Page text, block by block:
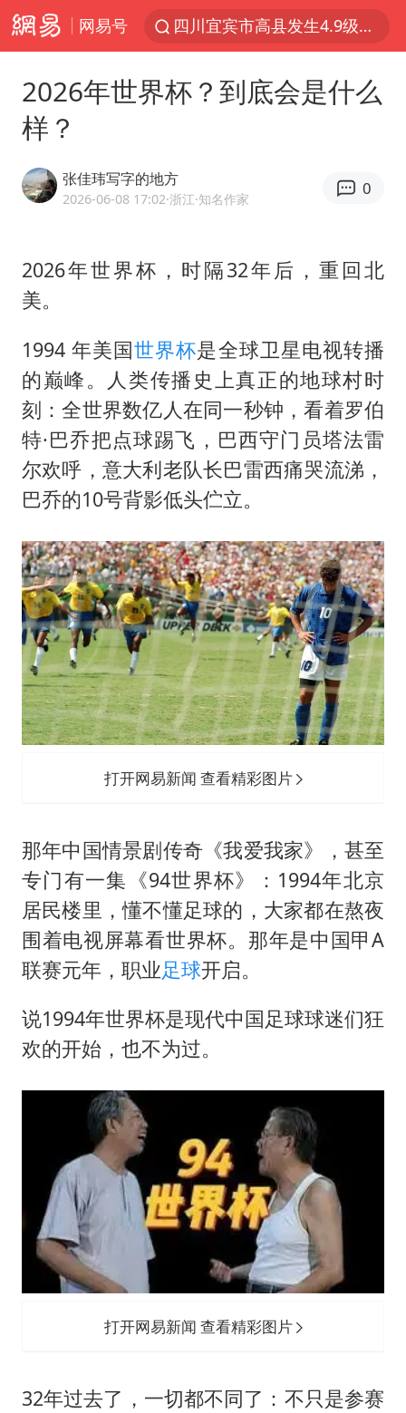
网易号
四川宜宾市高县发生4.9级地震
97岁英国奶奶飞上天再破吉尼斯纪录
泸溪河：桃酥吃出金属牙冠视频不实
改名后的“青海拉面”店
泰高官回应中国人在泰遭歧视：全面调查
河南某医院2.33亿工程串标案细节披露
公司“上四休三”但要降薪1000元
台风灿鸿未来对中国无影响
美媒称美国想用战术核武器对抗中俄
“空调24小时开着更省电”不实
如何把百年大党建设得更加坚强有力？
2026年世界杯？到底会是什么
样？
张佳玮写字的地方
2026-06-08 17:02·浙江·知名作家
0
2026年世界杯，时隔32年后，重回北
美。
1994 年美国世界杯是全球卫星电视转播
的巅峰。人类传播史上真正的地球村时
刻：全世界数亿人在同一秒钟，看着罗伯
特·巴乔把点球踢飞，巴西守门员塔法雷
尔欢呼，意大利老队长巴雷西痛哭流涕，
巴乔的10号背影低头伫立。
打开网易新闻 查看精彩图片
那年中国情景剧传奇《我爱我家》，甚至
专门有一集《94世界杯》：1994年北京
居民楼里，懂不懂足球的，大家都在熬夜
围着电视屏幕看世界杯。那年是中国甲A
联赛元年，职业足球开启。
说1994年世界杯是现代中国足球球迷们狂
欢的开始，也不为过。
打开网易新闻 查看精彩图片
32年过去了，一切都不同了：不只是参赛